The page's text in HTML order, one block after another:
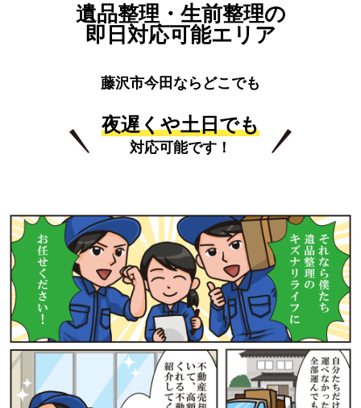
遺品整理・生前整理の
即日対応可能エリア
藤沢市今田ならどこでも
夜遅くや土日でも
対応可能です！